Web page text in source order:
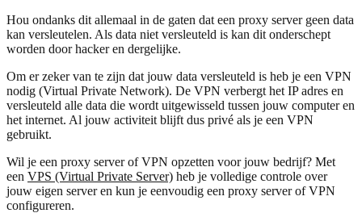
Hou ondanks dit allemaal in de gaten dat een proxy server geen data
kan versleutelen. Als data niet versleuteld is kan dit onderschept
worden door hacker en dergelijke.
Om er zeker van te zijn dat jouw data versleuteld is heb je een VPN
nodig (Virtual Private Network). De VPN verbergt het IP adres en
versleuteld alle data die wordt uitgewisseld tussen jouw computer en
het internet. Al jouw activiteit blijft dus privé als je een VPN
gebruikt.
Wil je een proxy server of VPN opzetten voor jouw bedrijf? Met
een VPS (Virtual Private Server) heb je volledige controle over
jouw eigen server en kun je eenvoudig een proxy server of VPN
configureren.